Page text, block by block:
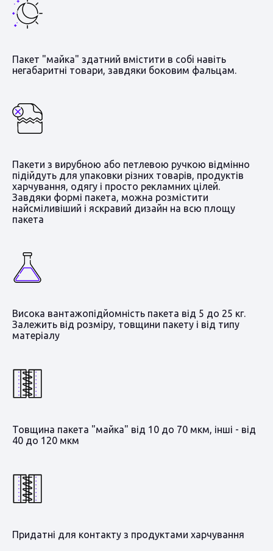
Пакет "майка" здатний вмістити в собі навіть
негабаритні товари, завдяки боковим фальцам.
Пакети з вирубною або петлевою ручкою відмінно
підійдуть для упаковки різних товарів, продуктів
харчування, одягу і просто рекламних цілей.
Завдяки формі пакета, можна розмістити
найсміливіший і яскравий дизайн на всю площу
пакета
Висока вантажопідйомність пакета від 5 до 25 кг.
Залежить від розміру, товщини пакету і від типу
матеріалу
Товщина пакета "майка" від 10 до 70 мкм, інші - від
40 до 120 мкм
Придатні для контакту з продуктами харчування